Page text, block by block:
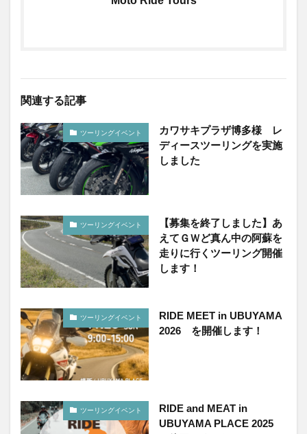
関連する記事
ツーリングイベント
カワサキプラザ博多様 レ
ディースツーリングを実施
しました
ツーリングイベント
【募集を終了しました】あ
えてＧＷど真ん中の阿蘇を
走りに行くツーリング開催
します！
ツーリングイベント
RIDE MEET in UBUYAMA
2026 を開催します！
ツーリングイベント
RIDE and MEAT in
UBUYAMA PLACE 2025